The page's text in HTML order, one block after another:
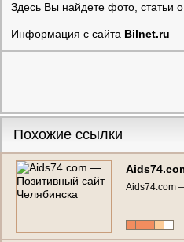
Здесь Вы найдете фото, статьи
Информация с сайта Bilnet.ru
Похожие ссылки
Aids74.com